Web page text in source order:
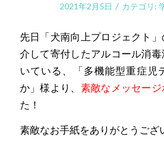
2021年2月5日 / カテゴリ:
先日「犬南向上プロジェクト
介して寄付したアルコール消
いている、「多機能型重症児
か」様より、 素敵なメッセージ
た！
素敵なお手紙をありがとうござ